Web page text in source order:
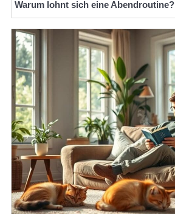
Warum lohnt sich eine Abendroutine?